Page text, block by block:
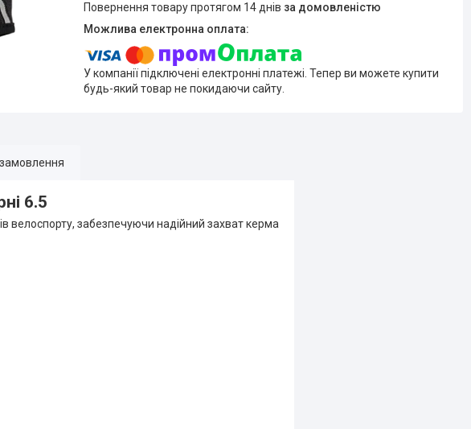
повернення товару протягом 14 днів за домовленістю
У компанії підключені електронні платежі. Тепер ви можете купити
будь-який товар не покидаючи сайту.
6.5
велоспорту, забезпечуючи надійний захват керма